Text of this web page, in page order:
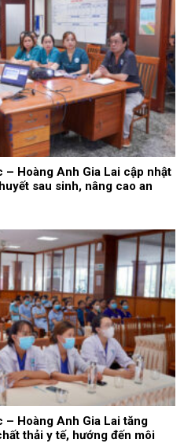
– Hoàng Anh Gia Lai cập nhật
sau sinh, nâng cao an
– Hoàng Anh Gia Lai tăng
thải y tế, hướng đến môi